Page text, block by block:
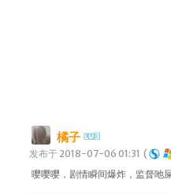
橘子
发布于 2018-07-06 01:31 (
嘤嘤嘤，剧情瞬间爆炸，监督吔